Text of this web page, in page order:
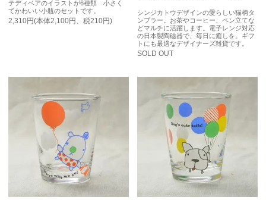
テディベアのイラストが6種類 小さく
てかわいい小瓶のセットです。
2,310円(本体2,100円、税210円)
シンジカトウデザインの愛らしい猫柄タ
ンブラー。お茶やコーヒー、ペン立てな
どマルチに活躍します。電子レンジ対応
の日本製陶磁器で、毎日に癒しを。ギフ
トにも最適なデザイナーズ雑貨です。
SOLD OUT